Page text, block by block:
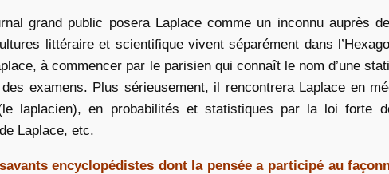
grand public posera Laplace comme un inconnu auprès
littéraire et scientifique vivent séparément dans
à commencer par le parisien qui connaît le nom d’une
examens. Plus sérieusement, il rencontrera Laplace en
laplacien), en probabilités et statistiques par la loi forte
Laplace, etc.
encyclopédistes dont la pensée a participé au